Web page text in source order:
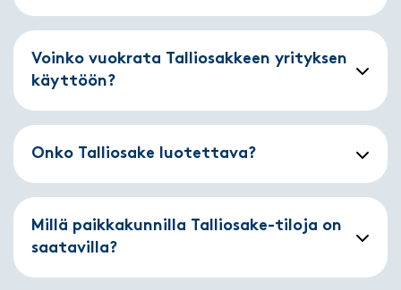
Voinko vuokrata Talliosakkeen yrityksen
käyttöön?
Onko Talliosake luotettava?
Millä paikkakunnilla Talliosake-tiloja on
saatavilla?